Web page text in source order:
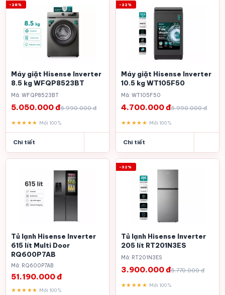
-28%
Máy giặt Hisense Inverter
8.5 kg WFQP8523BT
Mã: WFQP8523BT
6.990.000 đ
5.050.000 đ
★★★★★ Mới 100%
Chi tiết
-22%
Máy giặt Hisense Inverter
10.5 kg WT105F50
Mã: WT105F50
5.990.000 đ
4.700.000 đ
★★★★★ Mới 100%
Chi tiết
Tủ lạnh Hisense Inverter
615 lít Multi Door
RQ600P7AB
Mã: RQ600P7AB
51.190.000 đ
★★★★★ Mới 100%
-32%
Tủ lạnh Hisense Inverter
205 lít RT201N3ES
Mã: RT201N3ES
5.770.000 đ
3.900.000 đ
★★★★★ Mới 100%